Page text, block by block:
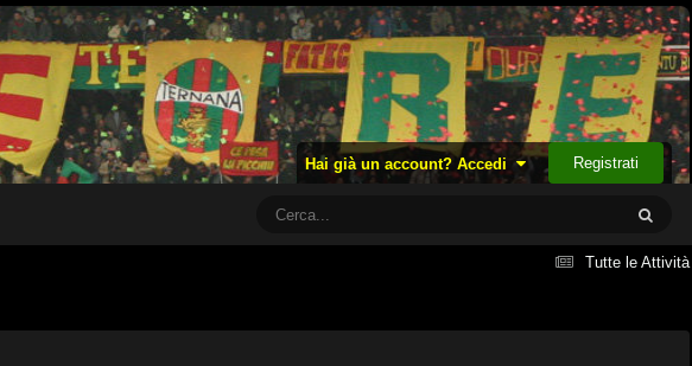
Hai già un account? Accedi Registrati
Tutte le Attività